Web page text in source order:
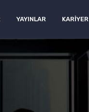
YAYINLAR KARIYER